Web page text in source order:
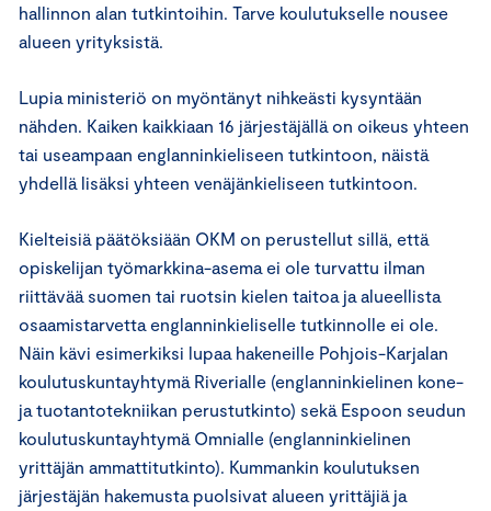
hallinnon alan tutkintoihin. Tarve koulutukselle nousee
alueen yrityksistä.
Lupia ministeriö on myöntänyt nihkeästi kysyntään
nähden. Kaiken kaikkiaan 16 järjestäjällä on oikeus yhteen
tai useampaan englanninkieliseen tutkintoon, näistä
yhdellä lisäksi yhteen venäjänkieliseen tutkintoon.
Kielteisiä päätöksiään OKM on perustellut sillä, että
opiskelijan työmarkkina-asema ei ole turvattu ilman
riittävää suomen tai ruotsin kielen taitoa ja alueellista
osaamistarvetta englanninkieliselle tutkinnolle ei ole.
Näin kävi esimerkiksi lupaa hakeneille Pohjois-Karjalan
koulutuskuntayhtymä Riverialle (englanninkielinen kone-
ja tuotantotekniikan perustutkinto) sekä Espoon seudun
koulutuskuntayhtymä Omnialle (englanninkielinen
yrittäjän ammattitutkinto). Kummankin koulutuksen
järjestäjän hakemusta puolsivat alueen yrittäjiä ja